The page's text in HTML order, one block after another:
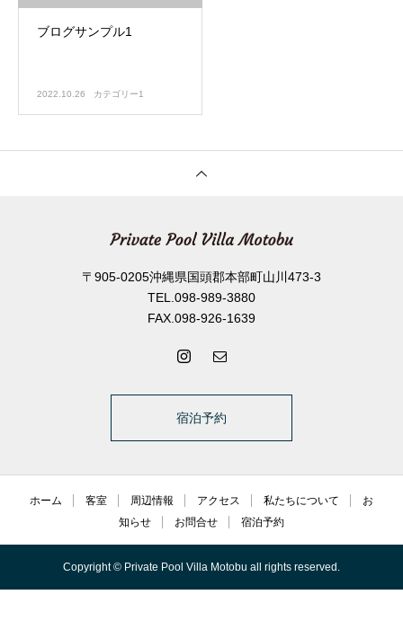
ブログサンプル1
2022.10.26 カテゴリー1
〒905-0205沖縄県国頭郡本部町山川473-3
TEL.098-989-3880
FAX.098-926-1639
宿泊予約
ホーム 客室 周辺情報 アクセス 私たちについて
お
知らせ
お問合せ 宿泊予約
Copyright © Private Pool Villa Motobu all rights reserved.